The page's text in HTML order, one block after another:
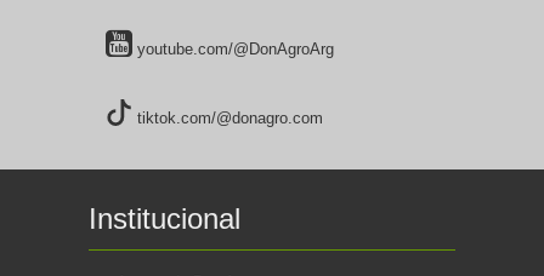
youtube.com/@DonAgroArg
tiktok.com/@donagro.com
Institucional